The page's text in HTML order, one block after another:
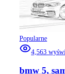
Popularne
4,563
bmw 5,